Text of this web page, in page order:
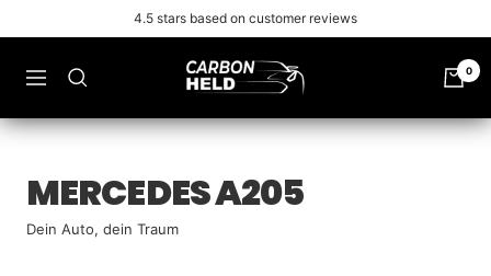
Inhalt
4.5 stars based on customer reviews
Navigation
Carbonheld 0
MERCEDES A205
Dein Auto, dein Traum